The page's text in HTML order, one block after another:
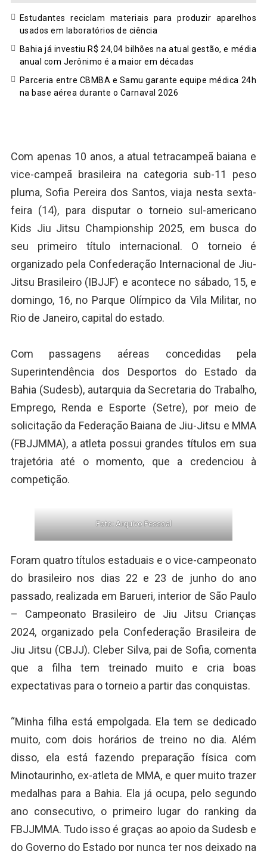
Estudantes reciclam materiais para produzir aparelhos
usados em laboratórios de ciência
Bahia já investiu R$ 24,04 bilhões na atual gestão, e média
anual com Jerônimo é a maior em décadas
Parceria entre CBMBA e Samu garante equipe médica 24h
na base aérea durante o Carnaval 2026
Com apenas 10 anos, a atual tetracampeã baiana e
vice-campeã brasileira na categoria sub-11 peso
pluma, Sofia Pereira dos Santos, viaja nesta sexta-
feira (14), para disputar o torneio sul-americano
Kids Jiu Jitsu Championship 2025, em busca do
seu primeiro título internacional. O torneio é
organizado pela Confederação Internacional de Jiu-
Jitsu Brasileiro (IBJJF) e acontece no sábado, 15, e
domingo, 16, no Parque Olímpico da Vila Militar, no
Rio de Janeiro, capital do estado.
Com passagens aéreas concedidas pela
Superintendência dos Desportos do Estado da
Bahia (Sudesb), autarquia da Secretaria do Trabalho,
Emprego, Renda e Esporte (Setre), por meio de
solicitação da Federação Baiana de Jiu-Jitsu e MMA
(FBJJMMA), a atleta possui grandes títulos em sua
trajetória até o momento, que a credenciou à
competição.
Foto: Arquivo Pessoal
Foram quatro títulos estaduais e o vice-campeonato
do brasileiro nos dias 22 e 23 de junho do ano
passado, realizada em Barueri, interior de São Paulo
– Campeonato Brasileiro de Jiu Jitsu Crianças
2024, organizado pela Confederação Brasileira de
Jiu Jitsu (CBJJ). Cleber Silva, pai de Sofia, comenta
que a filha tem treinado muito e cria boas
expectativas para o torneio a partir das conquistas.
“Minha filha está empolgada. Ela tem se dedicado
muito, com dois horários de treino no dia. Além
disso, ela está fazendo preparação física com
Minotaurinho, ex-atleta de MMA, e quer muito trazer
medalhas para a Bahia. Ela já ocupa, pelo segundo
ano consecutivo, o primeiro lugar do ranking da
FBJJMMA. Tudo isso é graças ao apoio da Sudesb e
do Governo do Estado por nunca ter nos deixado na